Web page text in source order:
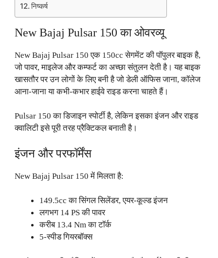
निष्कर्ष
New Bajaj Pulsar 150 का ओवरव्यू
New Bajaj Pulsar 150 एक 150cc सेगमेंट की पॉपुलर बाइक है,
जो पावर, माइलेज और कम्फर्ट का अच्छा संतुलन देती है। यह बाइक
खासतौर पर उन लोगों के लिए बनी है जो डेली ऑफिस जाना, कॉलेज
आना-जाना या कभी-कभार हाईवे राइड करना चाहते हैं।
Pulsar 150 का डिजाइन स्पोर्टी है, लेकिन इसका इंजन और राइड
क्वालिटी इसे पूरी तरह प्रैक्टिकल बनाती है।
इंजन और परफॉर्मेंस
New Bajaj Pulsar 150 में मिलता है:
149.5cc का सिंगल सिलेंडर, एयर-कूल्ड इंजन
लगभग 14 PS की पावर
करीब 13.4 Nm का टॉर्क
5-स्पीड गियरबॉक्स